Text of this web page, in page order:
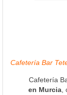
Cafetería Bar
Cafetería
en Murcia